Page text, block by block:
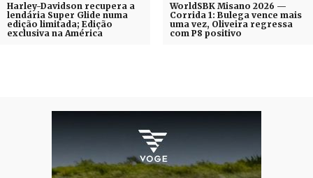
Harley-Davidson recupera a
lendária Super Glide numa
edição limitada; Edição
exclusiva na América
WorldSBK Misano 2026 —
Corrida 1: Bulega vence mais
uma vez, Oliveira regressa
com P8 positivo